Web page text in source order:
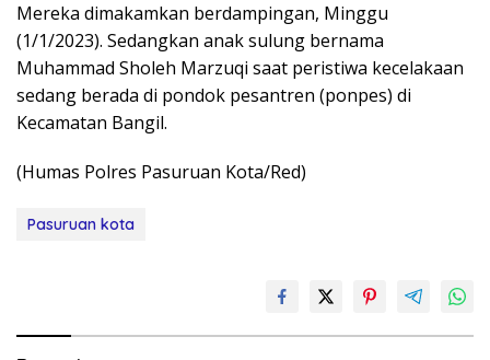
Mereka dimakamkan berdampingan, Minggu
(1/1/2023). Sedangkan anak sulung bernama
Muhammad Sholeh Marzuqi saat peristiwa kecelakaan
sedang berada di pondok pesantren (ponpes) di
Kecamatan Bangil.
(Humas Polres Pasuruan Kota/Red)
Pasuruan kota